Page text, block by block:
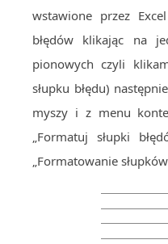
wstawione przez
błędów klikając na
pionowych czyli
słupku błędu)
myszy i z menu
„Formatuj słupki
„Formatowanie